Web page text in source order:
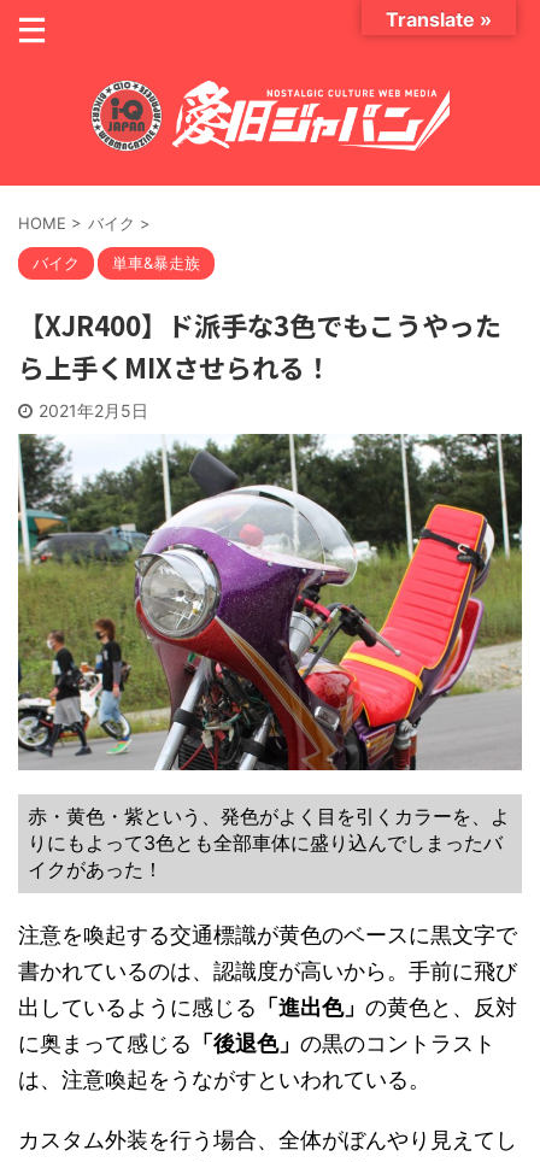
HOME > バイク >
バイク 単車&暴走族
【XJR400】ド派手な3色でもこうやった
ら上手くMIXさせられる！
2021年2月5日
赤・黄色・紫という、発色がよく目を引くカラーを、よ
りにもよって3色とも全部車体に盛り込んでしまったバ
イクがあった！
注意を喚起する交通標識が黄色のベースに黒文字で
書かれているのは、認識度が高いから。手前に飛び
出しているように感じる 「進出色」 の黄色と、反対
に奥まって感じる 「後退色」 の黒のコントラスト
は、注意喚起をうながすといわれている。
カスタム外装を行う場合、全体がぼんやり見えてし
Translate »